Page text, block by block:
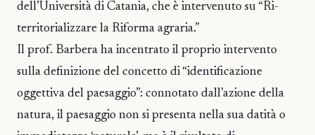
dell’Università di Catania, che è intervenuto su “Ri-
territorializzare la Riforma agraria.”
Il prof. Barbera ha incentrato il proprio intervento
sulla definizione del concetto di “identificazione
oggettiva del paesaggio”: connotato dall’azione della
natura, il paesaggio non si presenta nella sua datità o